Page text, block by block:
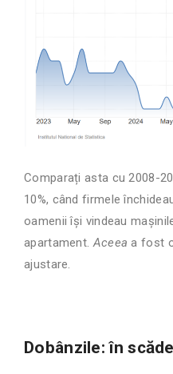
Comparați asta cu 2008-
10%, când firmele
oamenii își vindeau
apartament.Aceea a fost
ajustare.
Dobânzile: în